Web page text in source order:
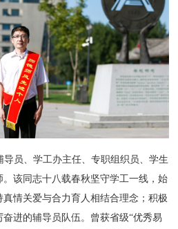
员、学工办主任、专职组织员、学生
该同志十八载春秋坚守学工一线，始
情关爱与合力育人相结合理念；积极
进的辅导员队伍。曾获省级“优秀易